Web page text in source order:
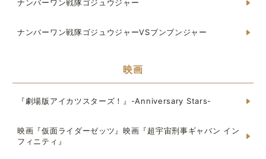
ナンバーワン戦隊ゴジュウジャー
ナンバーワン戦隊ゴジュウジャーVSブンブンジャー
映画
『劇場版アイカツスターズ！』-Anniversary Stars-
映画『仮面ライダーゼッツ』映画『超宇宙刑事ギャバン イン
フィニティ』